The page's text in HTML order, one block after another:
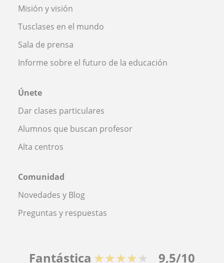
Misión y visión
Tusclases en el mundo
Sala de prensa
Informe sobre el futuro de la educación
Únete
Dar clases particulares
Alumnos que buscan profesor
Alta centros
Comunidad
Novedades y Blog
Preguntas y respuestas
Fantástica ★★★★★ 9,5/10